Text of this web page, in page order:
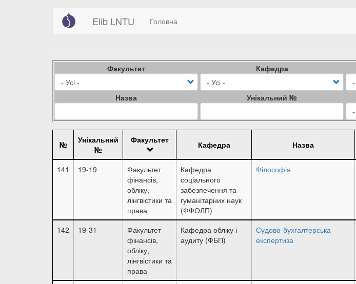
Elib LNTU
Main
navigation
Головна
User
account
Факультет Кафедра
Назва Унікальний №
№
Унікальний
№
Факультет Кафедра Назва
141 19-19
Факультет
фінансів,
обліку,
лінгвістики та
права
Кафедра
соціального
забезпечення та
гуманітарних наук
(ФФОЛП)
Філософія
142 19-31
Факультет
фінансів,
обліку,
лінгвістики та
права
Кафедра обліку і
аудиту (ФБП)
Судово-бухгалтерська
експертиза